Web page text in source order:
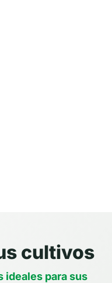
cultivos
ideales para sus